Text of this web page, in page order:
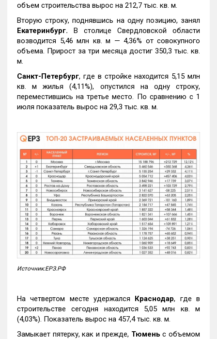
объем строительства вырос на 212,7 тыс. кв. м.
Вторую строку, поднявшись на одну позицию, занял
Екатеринбург. В столице Свердловской области
возводится 5,46 млн кв. м — 4,36% от совокупного
объема. Прирост за три месяца достиг 350,3 тыс. кв.
м.
Санкт-Петербург, где в стройке находится 5,15 млн
кв. м жилья (4,11%), опустился на одну строку,
переместившись на третье место. По сравнению с 1
июля показатель вырос на 29,3 тыс. кв. м.
Источник:ЕРЗ.РФ
На четвертом месте удержался Краснодар, где в
строительстве сегодня находится 5,05 млн кв. м
(4,03%). Показатель вырос на 457,4 тыс. кв. м.
Замыкает пятерку, как и прежде, Тюмень с объемом